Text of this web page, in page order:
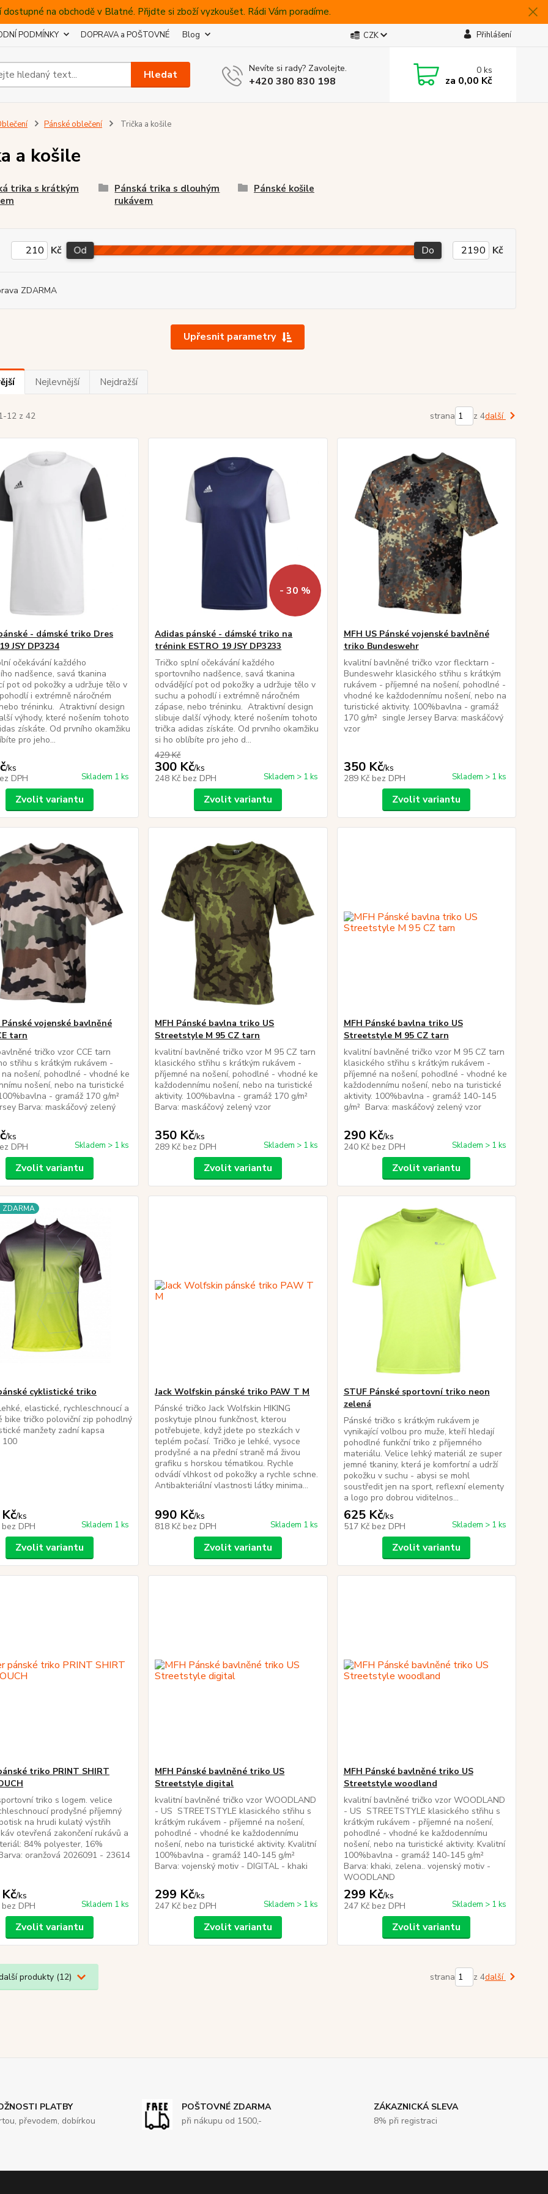
dostupné na obchodě v Blatné. Přijdte si zboží vyzkoušet. Rádi Vám poradíme.
PODMÍNKY DOPRAVA a POŠTOVNÉ Blog CZK Přihlášení
Hledat Nevíte si rady? Zavolejte.
+420 380 830 198
0ks
za 0,00 Kč
Pánské oblečení Trička a košile
a košile
trika s krátkým
Pánská trika s dlouhým
rukávem
Pánské košile
Upřesnit parametry
Kč Od Do Kč
ZDARMA
Nejlevnější Nejdražší
12 z 42 strana z 4další
- dámské triko Dres
JSY DP3234
očekávání každého
nadšence, savá tkanina
pot od pokožky a udržuje tělo v
i extrémně náročném
tréninku. Atraktivní design
výhody, které nošením tohoto
získáte. Od prvního okamžiku
pro jeho...
/ks
DPH
Skladem 1 ks
Zvolit variantu
- 30 %
Adidas pánské - dámské triko na
trénink ESTRO 19 JSY DP3233
Tričko splní očekávání každého
sportovního nadšence, savá tkanina
odvádějící pot od pokožky a udržuje tělo v
suchu a pohodlí i extrémně náročném
zápase, nebo tréninku. Atraktivní design
slibuje další výhody, které nošením tohoto
trička adidas získáte. Od prvního okamžiku
si ho oblíbíte pro jeho d...
429 Kč
300 Kč/ks
248 Kč bez DPH Skladem > 1 ks
Zvolit variantu
MFH US Pánské vojenské bavlněné
triko Bundeswehr
kvalitní bavlněné tričko vzor flecktarn -
Bundeswehr klasického střihu s krátkým
rukávem - příjemné na nošení, pohodlné -
vhodné ke každodennímu nošení, nebo na
turistické aktivity. 100%bavlna - gramáž
170 g/m² single Jersey Barva: maskáčový
vzor
350 Kč/ks
289 Kč bez DPH Skladem > 1 ks
Zvolit variantu
Pánské vojenské bavlněné
tarn
tričko vzor CCE tarn
střihu s krátkým rukávem -
nošení, pohodlné - vhodné ke
nošení, nebo na turistické
- gramáž 170 g/m²
Barva: maskáčový zelený
/ks
DPH
Skladem > 1 ks
Zvolit variantu
MFH Pánské bavlna triko US
Streetstyle M 95 CZ tarn
kvalitní bavlněné tričko vzor M 95 CZ tarn
klasického střihu s krátkým rukávem -
příjemné na nošení, pohodlné - vhodné ke
každodennímu nošení, nebo na turistické
aktivity. 100%bavlna - gramáž 170 g/m²
Barva: maskáčový zelený vzor
350 Kč/ks
289 Kč bez DPH Skladem > 1 ks
Zvolit variantu
MFH Pánské bavlna triko US
Streetstyle M 95 CZ tarn
kvalitní bavlněné tričko vzor M 95 CZ tarn
klasického střihu s krátkým rukávem -
příjemné na nošení, pohodlné - vhodné ke
každodennímu nošení, nebo na turistické
aktivity. 100%bavlna - gramáž 140-145
g/m² Barva: maskáčový zelený vzor
290 Kč/ks
240 Kč bez DPH Skladem > 1 ks
Zvolit variantu
cyklistické triko
elastické, rychleschnoucí a
bike tričko poloviční zip pohodlný
manžety zadní kapsa
100
/ks
bez DPH Skladem 1 ks
Zvolit variantu
Jack Wolfskin pánské triko PAW T M
Pánské tričko Jack Wolfskin HIKING
poskytuje plnou funkčnost, kterou
potřebujete, když jdete po stezkách v
teplém počasí. Tričko je lehké, vysoce
prodyšné a na přední straně má živou
grafiku s horskou tématikou. Rychle
odvádí vlhkost od pokožky a rychle schne.
Antibakteriální vlastnosti látky minima...
990 Kč/ks
818 Kč bez DPH Skladem 1 ks
Zvolit variantu
STUF Pánské sportovní triko neon
zelená
Pánské tričko s krátkým rukávem je
vynikající volbou pro muže, kteří hledají
pohodlné funkční triko z příjemného
materiálu. Velice lehký materiál ze super
jemné tkaniny, která je komfortní a udrží
pokožku v suchu - abysi se mohl
soustředit jen na sport, reflexní elementy
a logo pro dobrou viditelnos...
625 Kč/ks
517 Kč bez DPH Skladem > 1 ks
Zvolit variantu
triko PRINT SHIRT
triko s logem. velice
prodyšné příjemný
na hrudi kulatý výstřih
otevřená zakončení rukávů a
84% polyester, 16%
oranžová 2026091 - 23614
/ks
bez DPH Skladem 1 ks
Zvolit variantu
MFH Pánské bavlněné triko US
Streetstyle digital
kvalitní bavlněné tričko vzor WOODLAND
- US STREETSTYLE klasického střihu s
krátkým rukávem - příjemné na nošení,
pohodlné - vhodné ke každodennímu
nošení, nebo na turistické aktivity. Kvalitní
100%bavlna - gramáž 140-145 g/m²
Barva: vojenský motiv - DIGITAL - khaki
299 Kč/ks
247 Kč bez DPH Skladem > 1 ks
Zvolit variantu
MFH Pánské bavlněné triko US
Streetstyle woodland
kvalitní bavlněné tričko vzor WOODLAND
- US STREETSTYLE klasického střihu s
krátkým rukávem - příjemné na nošení,
pohodlné - vhodné ke každodennímu
nošení, nebo na turistické aktivity. Kvalitní
100%bavlna - gramáž 140-145 g/m²
Barva: khaki, zelena.. vojenský motiv -
WOODLAND
299 Kč/ks
247 Kč bez DPH Skladem > 1 ks
Zvolit variantu
produkty (12) strana z 4další
PLATBY
převodem, dobírkou
POŠTOVNÉ ZDARMA
při nákupu od 1500,-
ZÁKAZNICKÁ SLEVA
8% při registraci